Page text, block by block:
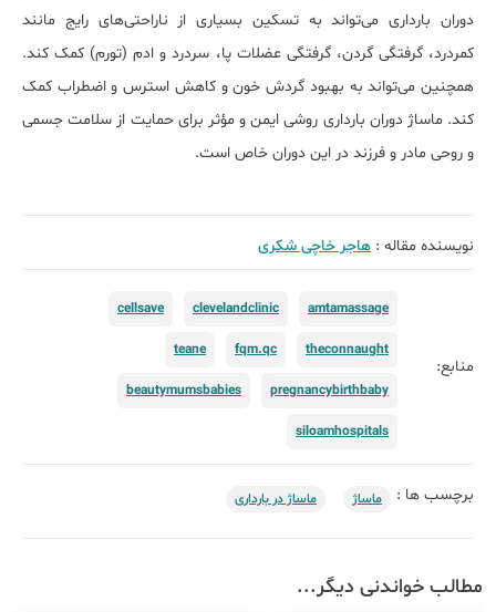
دوران بارداری می‌تواند به تسکین بسیاری از ناراحتی‌های رایج مانند
کمردرد، گرفتگی گردن، گرفتگی عضلات پا، سردرد و ادم (تورم) کمک کند.
همچنین می‌تواند به بهبود گردش خون و کاهش استرس و اضطراب کمک
کند. ماساژ دوران بارداری روشی ایمن و مؤثر برای حمایت از سلامت جسمی
و روحی مادر و فرزند در این دوران خاص است.
نویسنده مقاله : هاجر خاچی شکری
منابع:
amtamassage
clevelandclinic
cellsave
theconnaught
fqm.qc
teane
pregnancybirthbaby
beautymumsbabies
siloamhospitals
برچسب ها : ماساژ ماساژ در بارداری
مطالب خواندنی دیگر...